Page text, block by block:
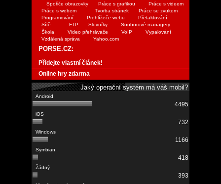
Spořiče obrazovky
Práce s grafikou
Práce s videem
Práce s webem
Tvorba stránek
Práce se zvukem
Programování
Prohlížeče webu
Přetaktování
Sítě
FTP Slovníky
Souborové managery
Škola
Video přehrávače VoIP
Vypalování
Vzdálená správa
Yahoo.com
PORSE.CZ:
Přidejte vlastní článek!
Online hry zdarma
Jaký operační systém má váš mobil?
4495
732
1166
418
393